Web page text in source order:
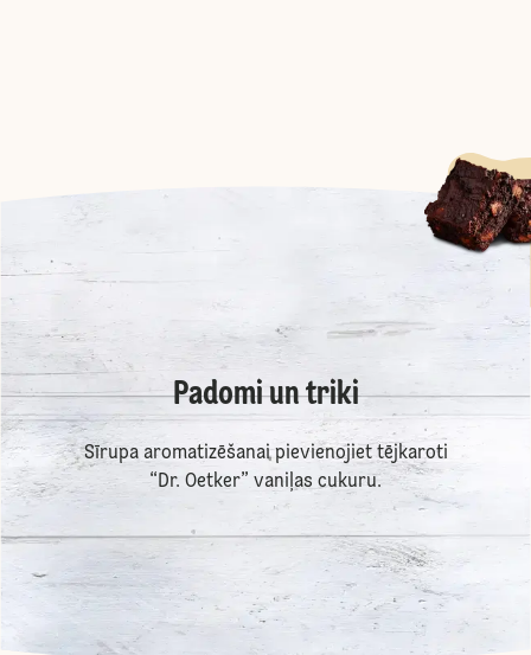
Padomi un triki
Sīrupa aromatizēšanai pievienojiet tējkaroti
“Dr. Oetker” vaniļas cukuru.